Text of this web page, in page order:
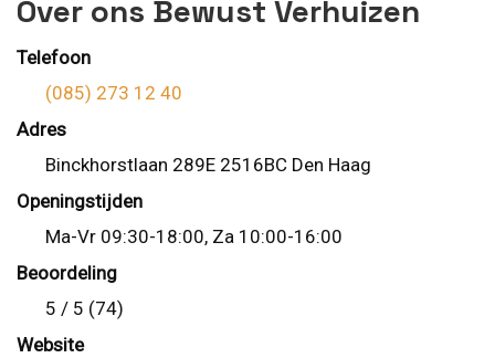
Over ons Bewust Verhuizen
Telefoon
(085) 273 12 40
Adres
Binckhorstlaan 289E 2516BC Den Haag
Openingstijden
Ma-Vr 09:30-18:00, Za 10:00-16:00
Beoordeling
5 / 5 (74)
Website